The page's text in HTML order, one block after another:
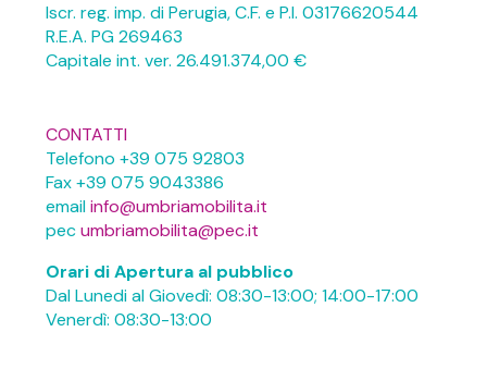
Iscr. reg. imp. di Perugia, C.F. e P.I. 03176620544
R.E.A. PG 269463
Capitale int. ver. 26.491.374,00 €
CONTATTI
Telefono +39 075 92803
Fax +39 075 9043386
emailinfo@umbriamobilita.it
pecumbriamobilita@pec.it
Orari di Apertura al pubblico
Dal Lunedi al Giovedì: 08:30-13:00; 14:00-17:00
Venerdì: 08:30-13:00